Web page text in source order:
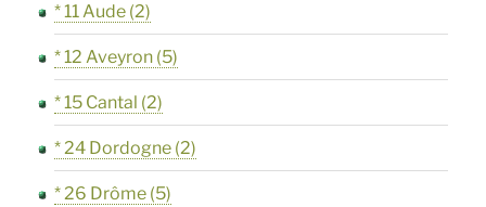
* 11 Aude (2)
* 12 Aveyron (5)
* 15 Cantal (2)
* 24 Dordogne (2)
* 26 Drôme (5)